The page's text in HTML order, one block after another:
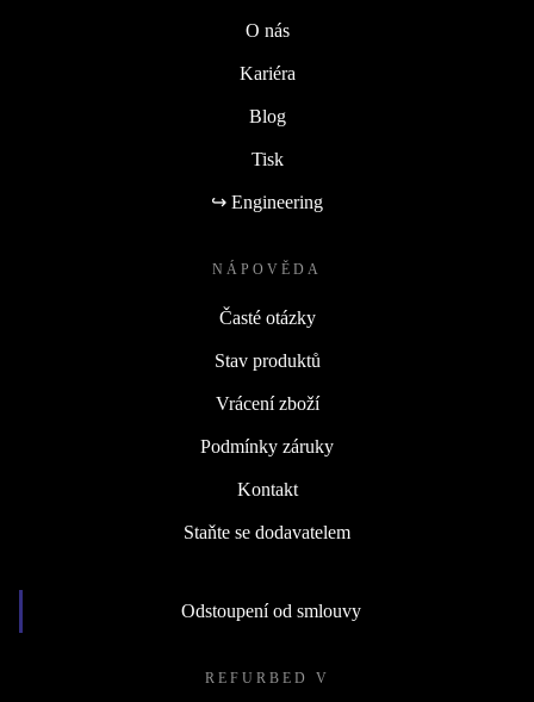
O nás
Kariéra
Blog
Tisk
↪ Engineering
NÁPOVĚDA
Časté otázky
Stav produktů
Vrácení zboží
Podmínky záruky
Kontakt
Staňte se dodavatelem
Odstoupení od smlouvy
REFURBED V